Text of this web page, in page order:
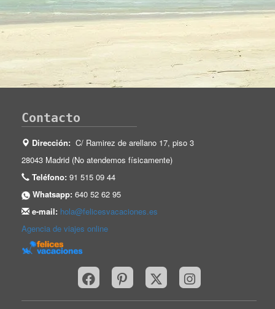
Contacto
Dirección: C/ Ramirez de arellano 17, piso 3
28043 Madrid (No atendemos físicamente)
Teléfono: 91 515 09 44
Whatsapp: 640 52 62 95
e-mail: hola@felicesvacaciones.es
Agencia de viajes online